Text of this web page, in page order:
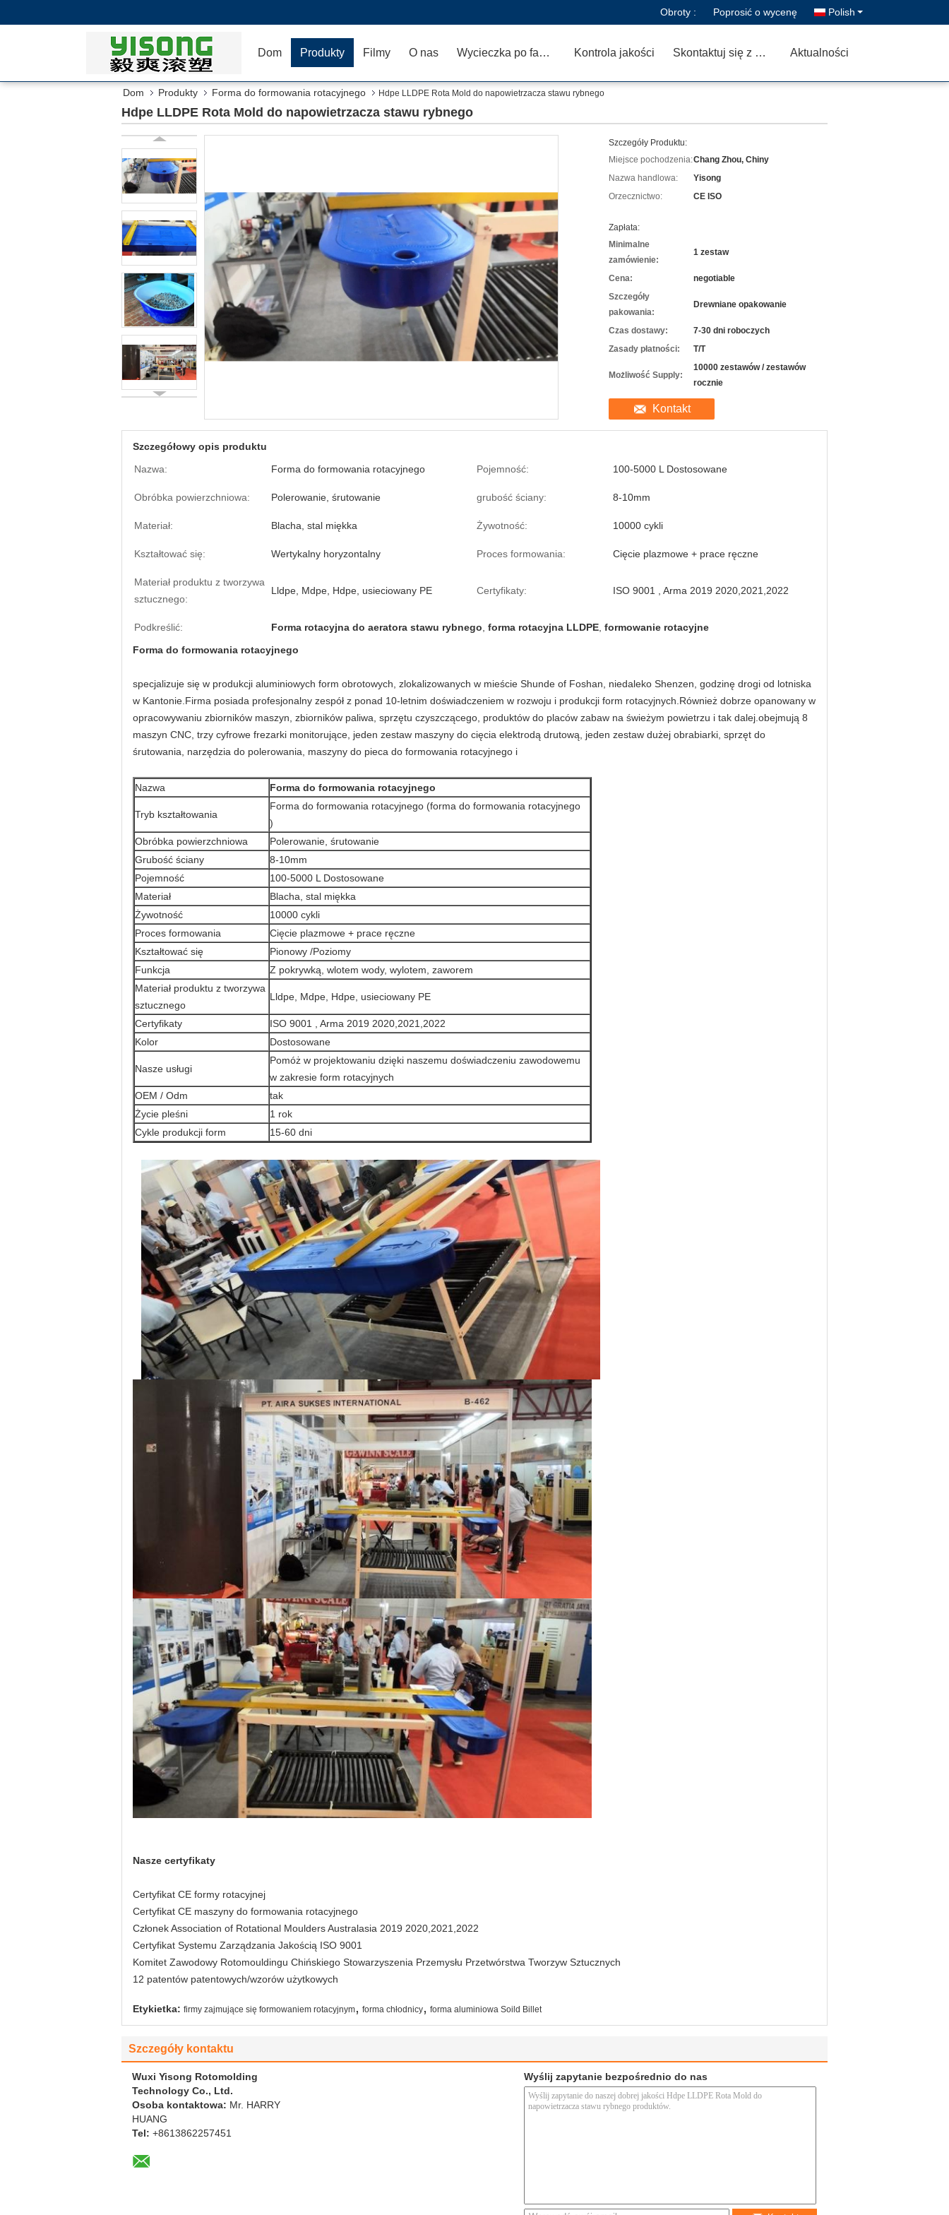
Obroty : Poprosić o wycenę Polish
Dom Produkty Filmy O nas Wycieczka po fabryce Kontrola jakości Skontaktuj się z nami Aktualności
Dom Produkty Forma do formowania rotacyjnego Hdpe LLDPE Rota Mold do napowietrzacza stawu rybnego
Hdpe LLDPE Rota Mold do napowietrzacza stawu rybnego
Szczegóły Produktu:
Miejsce pochodzenia:Chang Zhou, Chiny
Nazwa handlowa:
Yisong
Orzecznictwo:
CE ISO
Zapłata:
Minimalne
zamówienie:
1 zestaw
Cena:
negotiable
Szczegóły
pakowania:
Drewniane opakowanie
Czas dostawy:
7-30 dni roboczych
Zasady płatności:
T/T
Możliwość Supply:
10000 zestawów / zestawów
rocznie
Kontakt
Szczegółowy opis produktu
Nazwa:
Forma do formowania rotacyjnego Pojemność: 100-5000 L Dostosowane
Obróbka powierzchniowa: Polerowanie, śrutowanie grubość ściany: 8-10mm
Materiał: Blacha, stal miękka Żywotność: 10000 cykli
Kształtować się: Wertykalny horyzontalny Proces formowania: Cięcie plazmowe + prace ręczne
Materiał produktu z tworzywa
sztucznego:
Lldpe, Mdpe, Hdpe, usieciowany PE Certyfikaty: ISO 9001 , Arma 2019 2020,2021,2022
Podkreślić: Forma rotacyjna do aeratora stawu rybnego forma rotacyjna LLDPE formowanie rotacyjne
Forma do formowania rotacyjnego
specjalizuje się w produkcji aluminiowych form obrotowych, zlokalizowanych w mieście Shunde of Foshan, niedaleko Shenzen, godzinę drogi od lotniska
w Kantonie.Firma posiada profesjonalny zespół z ponad 10-letnim doświadczeniem w rozwoju i produkcji form rotacyjnych.Również dobrze opanowany w
opracowywaniu zbiorników maszyn, zbiorników paliwa, sprzętu czyszczącego, produktów do placów zabaw na świeżym powietrzu i tak dalej.obejmują 8
maszyn CNC, trzy cyfrowe frezarki monitorujące, jeden zestaw maszyny do cięcia elektrodą drutową, jeden zestaw dużej obrabiarki, sprzęt do
śrutowania, narzędzia do polerowania, maszyny do pieca do formowania rotacyjnego i
Nazwa Forma do formowania rotacyjnego
Tryb kształtowania
Forma do formowania rotacyjnego (forma do formowania rotacyjnego
)
Obróbka powierzchniowa
Polerowanie, śrutowanie
Grubość ściany
8-10mm
Pojemność
100-5000 L Dostosowane
Materiał
Blacha, stal miękka
Żywotność
10000 cykli
Proces formowania
Cięcie plazmowe + prace ręczne
Kształtować się
Pionowy /Poziomy
Funkcja
Z pokrywką, wlotem wody, wylotem, zaworem
Materiał produktu z tworzywa
sztucznego
Lldpe, Mdpe, Hdpe, usieciowany PE
Certyfikaty
ISO 9001 , Arma 2019 2020,2021,2022
Kolor
Dostosowane
Nasze usługi
Pomóż w projektowaniu dzięki naszemu doświadczeniu zawodowemu
w zakresie form rotacyjnych
OEM / Odm
tak
Życie pleśni
1 rok
Cykle produkcji form
15-60 dni
Nasze certyfikaty
Certyfikat CE formy rotacyjnej
Certyfikat CE maszyny do formowania rotacyjnego
Członek Association of Rotational Moulders Australasia 2019 2020,2021,2022
Certyfikat Systemu Zarządzania Jakością ISO 9001
Komitet Zawodowy Rotomouldingu Chińskiego Stowarzyszenia Przemysłu Przetwórstwa Tworzyw Sztucznych
12 patentów patentowych/wzorów użytkowych
Etykietka: firmy zajmujące się formowaniem rotacyjnym, forma chłodnicy, forma aluminiowa Soild Billet
Szczegóły kontaktu
Wuxi Yisong Rotomolding
Technology Co., Ltd.
Osoba kontaktowa: Mr. HARRY
HUANG
Tel: +8613862257451
Wyślij zapytanie bezpośrednio do nas